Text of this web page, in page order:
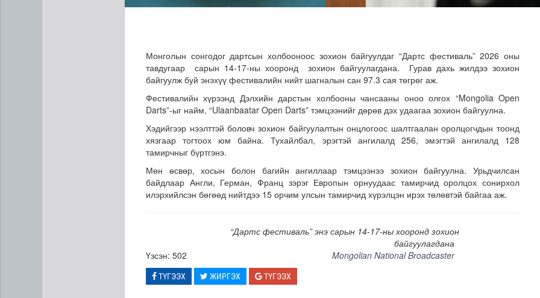
Сумдын халаалтын төвүүдийн засвар, шинэчлэлийг бүрэн хийж, хувийн хэвшил рүү м..
Монголын сонгодог дартсын холбооноос зохион байгуулдаг “Дартс фестиваль” 2026 оны
тавдугаар сарын 14-17-ны хооронд зохион байгуулагдана. Гурав дахь жилдээ зохион
байгуулж буй энэхүү фестивалийн нийт шагналын сан 97.3 сая төгрөг аж.
Фестивалийн хүрээнд Дэлхийн дарстын холбооны чансааны оноо олгох “Mongolia Open
Darts”-ыг найм, “Ulaanbaatar Open Darts” тэмцээнийг дөрөв дэх удаагаа зохион байгуулна.
Хэдийгээр нээлттэй боловч зохион байгуулалтын онцлогоос шалтгаалан оролцогчдын тоонд
хязгаар тогтоох юм байна. Тухайлбал, эрэгтэй ангилалд 256, эмэгтэй ангилалд 128
тамирчныг бүртгэнэ.
Мөн өсвөр, хосын болон багийн ангиллаар тэмцээнээ зохион байгуулна. Урьдчилсан
байдлаар Англи, Герман, Франц зэрэг Европын орнуудаас тамирчид оролцох сонирхол
илэрхийлсэн бөгөөд нийтдээ 15 орчим улсын тамирчид хүрэлцэн ирэх төлөвтэй байгаа аж.
“Дартс фестиваль” энэ сарын 14-17-ны хооронд зохион
байгуулагдана
Үзсэн: 502
Mongolian National Broadcaster
ТҮГЭЭХ ЖИРГЭХ ТҮГЭЭХ